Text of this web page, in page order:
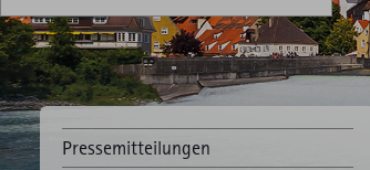
Pressemitteilungen